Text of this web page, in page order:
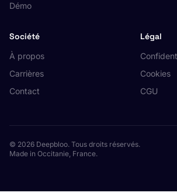
Démo
Société
À propos
Carrières
Contact
Légal
Cookies
CGU
© 2026 Deepbloo. Tous droits réservés.
Made in Occitanie, France.